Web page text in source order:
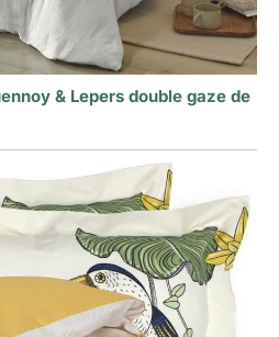
& Lepers double gaze de